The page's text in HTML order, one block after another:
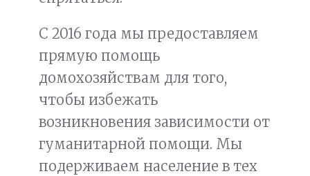
С 2016 года мы предоставляем
прямую помощь
домохозяйствам для того,
чтобы избежать
возникновения зависимости от
гуманитарной помощи. Мы
подерживаем население в тех